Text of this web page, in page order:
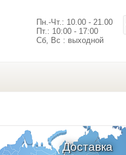
Пн.-Чт.: 10.00 - 21.00
Пт.: 10:00 - 17:00
Сб, Вс : выходной
Доставка